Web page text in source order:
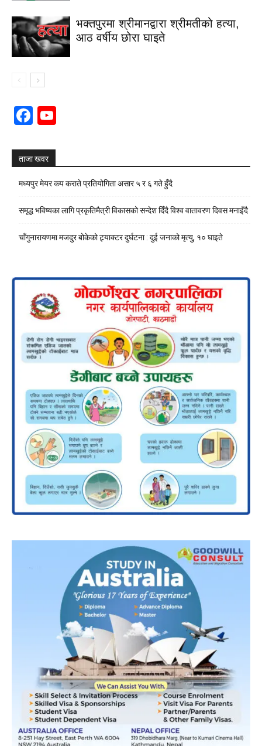
भक्तपुरमा श्रीमानद्वारा श्रीमतीको हत्या,
आठ वर्षीय छोरा घाइते
Facebook
ताजा खवर
मध्यपुर मेयर कप कराते प्रतियोगिता असार ५ र ६ गते हुँदै
समृद्ध भविष्यका लागि प्रकृतिमैत्री विकासको सन्देश दिँदै विश्व वातावरण दिवस मनाइँदै
चाँगुनारायणमा मजदुर बोकेको ट्र्याक्टर दुर्घटना : दुई जनाको मृत्यु, १० घाइते